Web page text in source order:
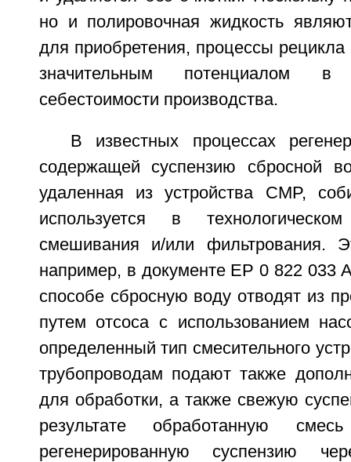
но и полировочная жидкость
для приобретения, процессы
значительным потенциалом
себестоимости производства.
В известных процессах
содержащей суспензию сбросной
удаленная из устройства CMP,
используется в
смешивания и/или фильтрования.
например, в документе EP 0 822 033
способе сбросную воду отводят из
путем отсоса с использованием
определенный тип смесительного
трубопроводам подают также
для обработки, а также свежую
результате обработанную
регенерированную суспензию